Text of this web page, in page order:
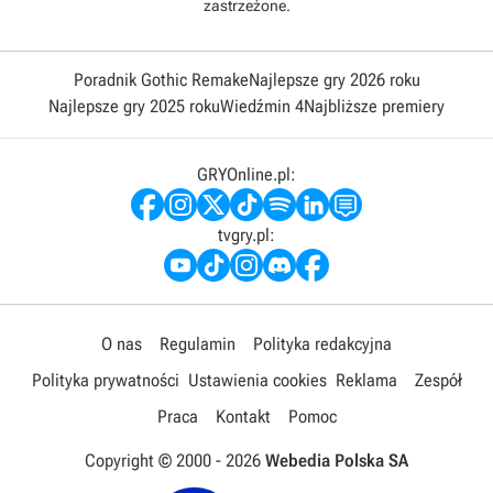
zastrzeżone.
Poradnik Gothic RemakeNajlepsze gry 2026 roku
Najlepsze gry 2025 rokuWiedźmin 4Najbliższe premiery
GRYOnline.pl:
tvgry.pl:
O nas Regulamin
Polityka redakcyjna
Polityka prywatności Ustawienia cookies Reklama
Zespół
Praca
Kontakt Pomoc
Copyright © 2000 - 2026 Webedia Polska SA